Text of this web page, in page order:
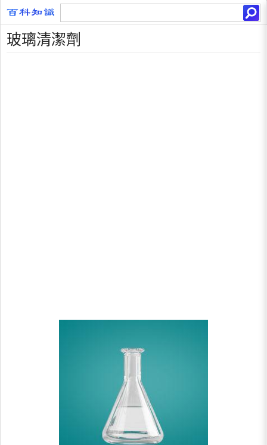
玻璃清潔劑